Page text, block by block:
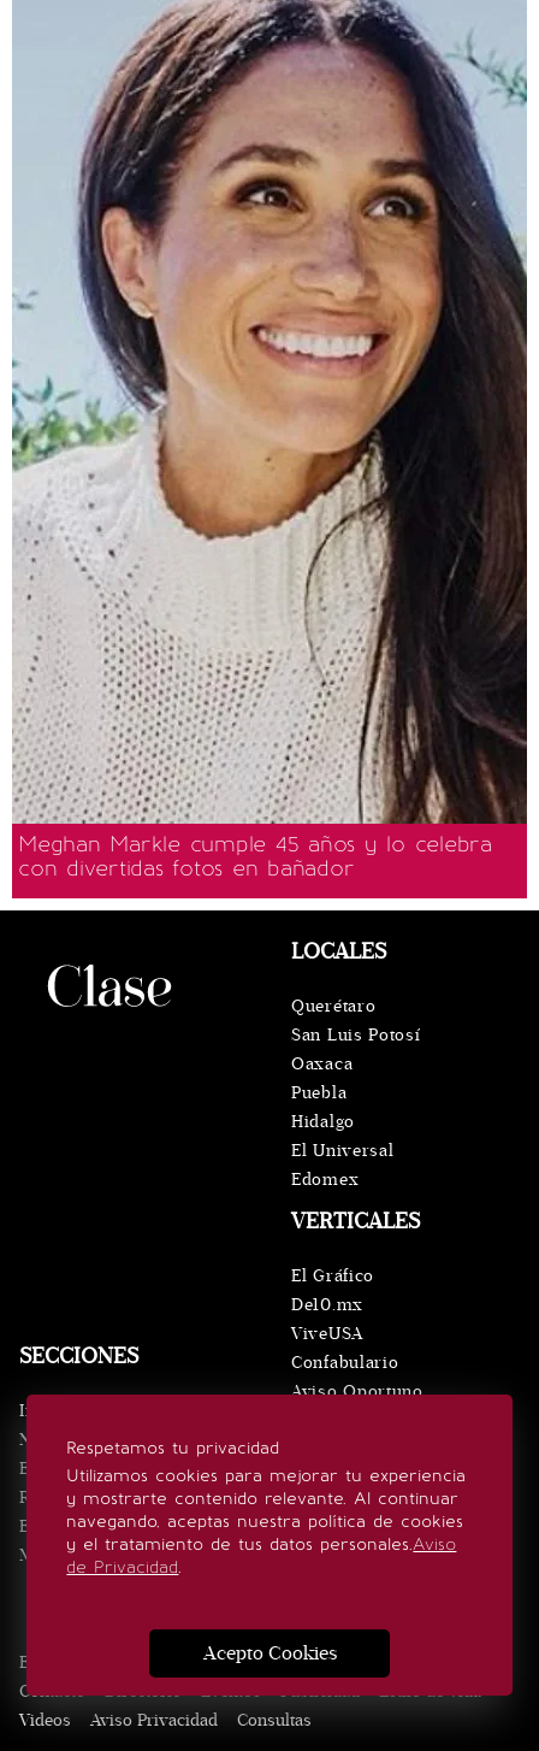
Meghan Markle cumple 45 años y lo celebra
con divertidas fotos en bañador
Respetamos tu privacidad
Utilizamos cookies para mejorar tu experiencia
y mostrarte contenido relevante. Al continuar
navegando, aceptas nuestra política de cookies
y el tratamiento de tus datos personales.Aviso
de Privacidad.
Acepto Cookies
SECCIONES
Inicio
Noticias
Eventos
Realeza
Estilo de vida
Minuto x Minuto
VERTICALES
El Gráfico
De10.mx
ViveUSA
Confabulario
Aviso Oportuno
LOCALES
Querétaro
San Luis Potosí
Oaxaca
Puebla
Hidalgo
El Universal
Edomex
SÍGUENOS
Edición Impresa Noticias Quiénes somos
Contacto
Directorio Eventos Publicidad
Estilo de vida
Videos
Aviso Privacidad
Consultas